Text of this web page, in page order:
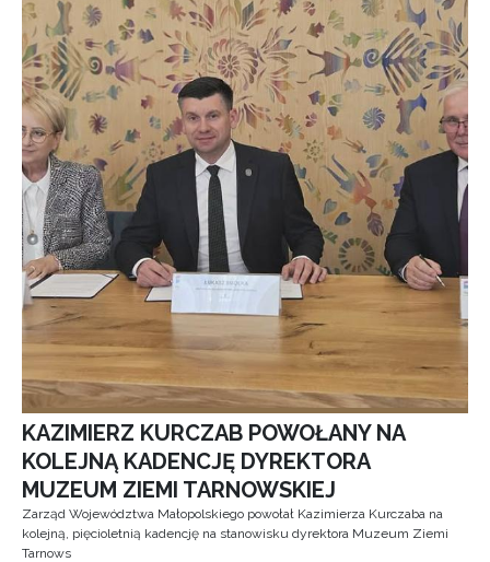
KAZIMIERZ KURCZAB POWOŁANY NA
KOLEJNĄ KADENCJĘ DYREKTORA
MUZEUM ZIEMI TARNOWSKIEJ
Zarząd Województwa Małopolskiego powołał Kazimierza Kurczaba na
kolejną, pięcioletnią kadencję na stanowisku dyrektora Muzeum Ziemi
Tarnows